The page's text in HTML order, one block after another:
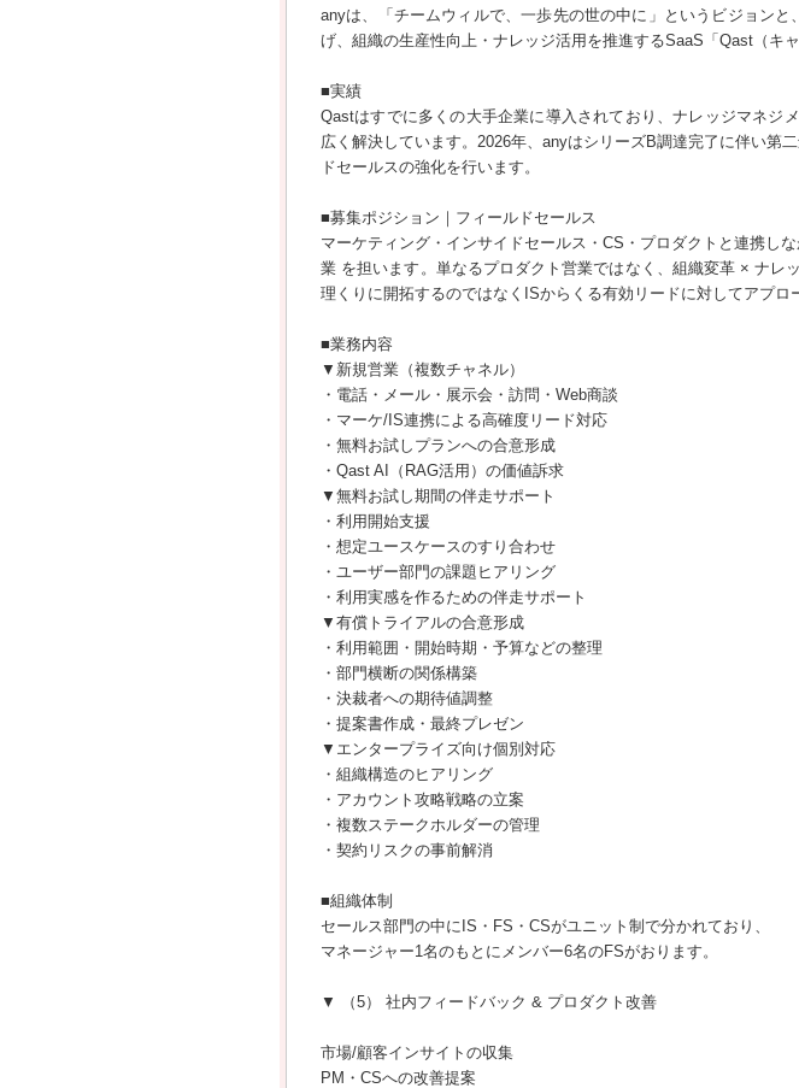
anyは、「チームウィルで、一歩先の世の中に」というビジョン
げ、組織の生産性向上・ナレッジ活用を推進するSaaS「Qast（キ
■実績
Qastはすでに多くの大手企業に導入されており、ナレッジマネジ
広く解決しています。2026年、anyはシリーズB調達完了に伴い第
ドセールスの強化を行います。
■募集ポジション｜フィールドセールス
マーケティング・インサイドセールス・CS・プロダクトと連携し
業 を担います。単なるプロダクト営業ではなく、組織変革 × ナ
理くりに開拓するのではなくISからくる有効リードに対してアプロ
■業務内容
▼新規営業（複数チャネル）
・電話・メール・展示会・訪問・Web商談
・マーケ/IS連携による高確度リード対応
・無料お試しプランへの合意形成
・Qast AI（RAG活用）の価値訴求
▼無料お試し期間の伴走サポート
・利用開始支援
・想定ユースケースのすり合わせ
・ユーザー部門の課題ヒアリング
・利用実感を作るための伴走サポート
▼有償トライアルの合意形成
・利用範囲・開始時期・予算などの整理
・部門横断の関係構築
・決裁者への期待値調整
・提案書作成・最終プレゼン
▼エンタープライズ向け個別対応
・組織構造のヒアリング
・アカウント攻略戦略の立案
・複数ステークホルダーの管理
・契約リスクの事前解消
■組織体制
セールス部門の中にIS・FS・CSがユニット制で分かれており、
マネージャー1名のもとにメンバー6名のFSがおります。
▼ （5） 社内フィードバック & プロダクト改善
市場/顧客インサイトの収集
PM・CSへの改善提案